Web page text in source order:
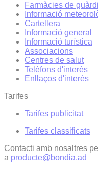
Farmàcies de
Informació
Cartellera
Informació general
Informació turística
Associacions
Centres de salut
Telèfons d'interès
Enllaços d'interés
Tarifes
Tarifes publicitat
Tarifes classificats
Contacti amb nosaltres
a producte@bondia.ad